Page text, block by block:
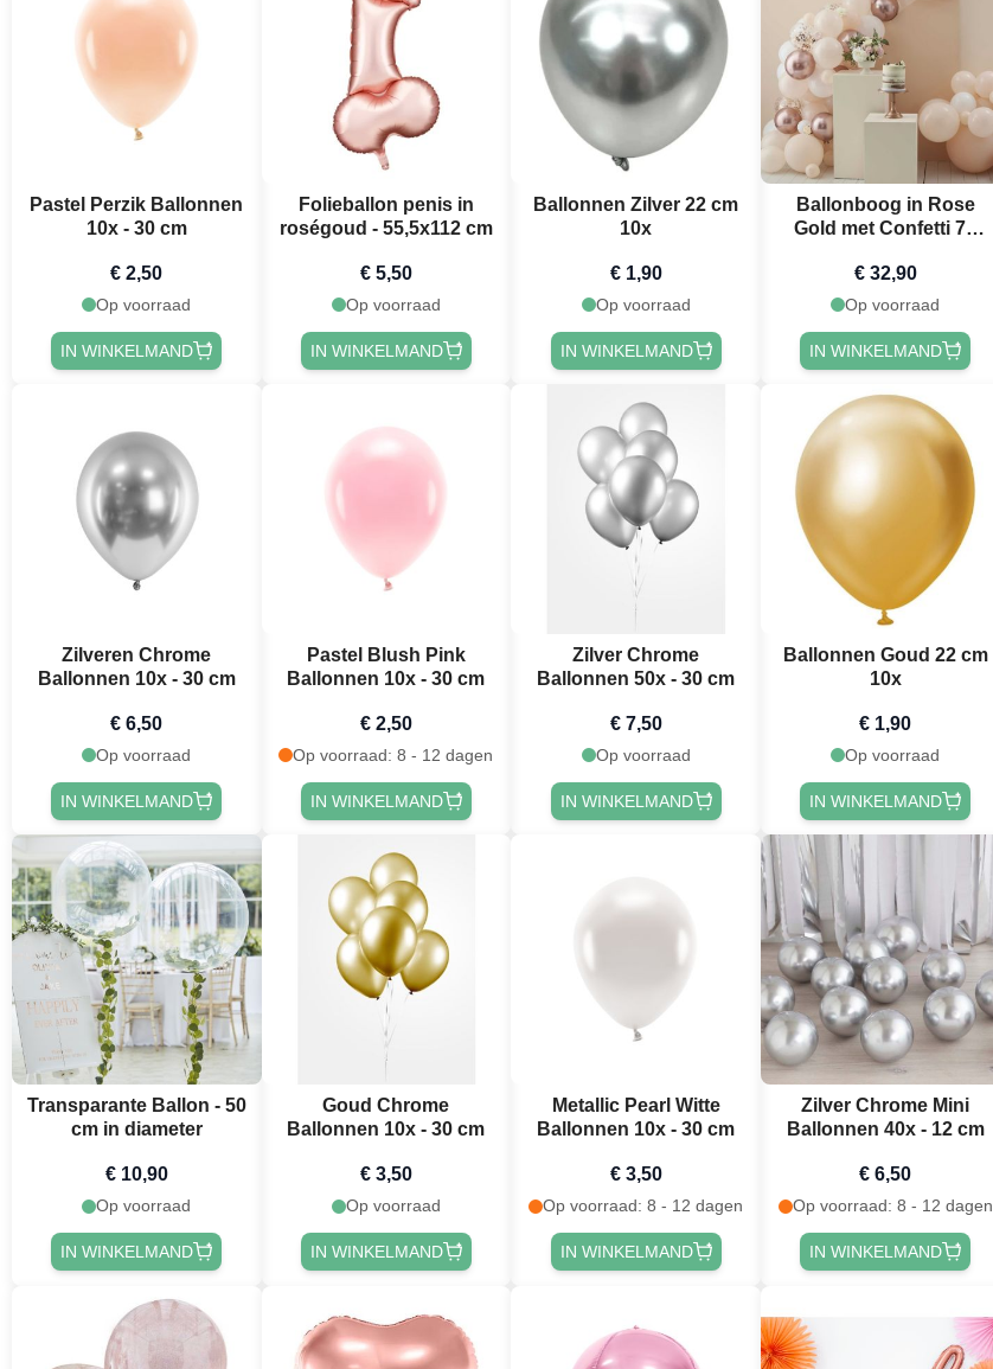
Pastel Perzik Ballonnen
10x - 30 cm
€ 2,50
Op voorraad
IN WINKELMAND
Folieballon penis in
roségoud - 55,5x112 cm
€ 5,50
Op voorraad
IN WINKELMAND
Ballonnen Zilver 22 cm
10x
€ 1,90
Op voorraad
IN WINKELMAND
Ballonboog in Rose
Gold met Confetti 76
€ 32,90
Op voorraad
IN WINKELMAND
Zilveren Chrome
Ballonnen 10x - 30 cm
€ 6,50
Op voorraad
IN WINKELMAND
Pastel Blush Pink
Ballonnen 10x - 30 cm
€ 2,50
Op voorraad: 8 - 12 dagen
IN WINKELMAND
Zilver Chrome
Ballonnen 50x - 30 cm
€ 7,50
Op voorraad
IN WINKELMAND
Ballonnen Goud 22 cm
10x
€ 1,90
Op voorraad
IN WINKELMAND
Transparante Ballon - 50
cm in diameter
€ 10,90
Op voorraad
IN WINKELMAND
Goud Chrome
Ballonnen 10x - 30 cm
€ 3,50
Op voorraad
IN WINKELMAND
Metallic Pearl Witte
Ballonnen 10x - 30 cm
€ 3,50
Op voorraad: 8 - 12 dagen
IN WINKELMAND
Zilver Chrome Mini
Ballonnen 40x - 12 cm
€ 6,50
Op voorraad: 8 - 12 dagen
IN WINKELMAND